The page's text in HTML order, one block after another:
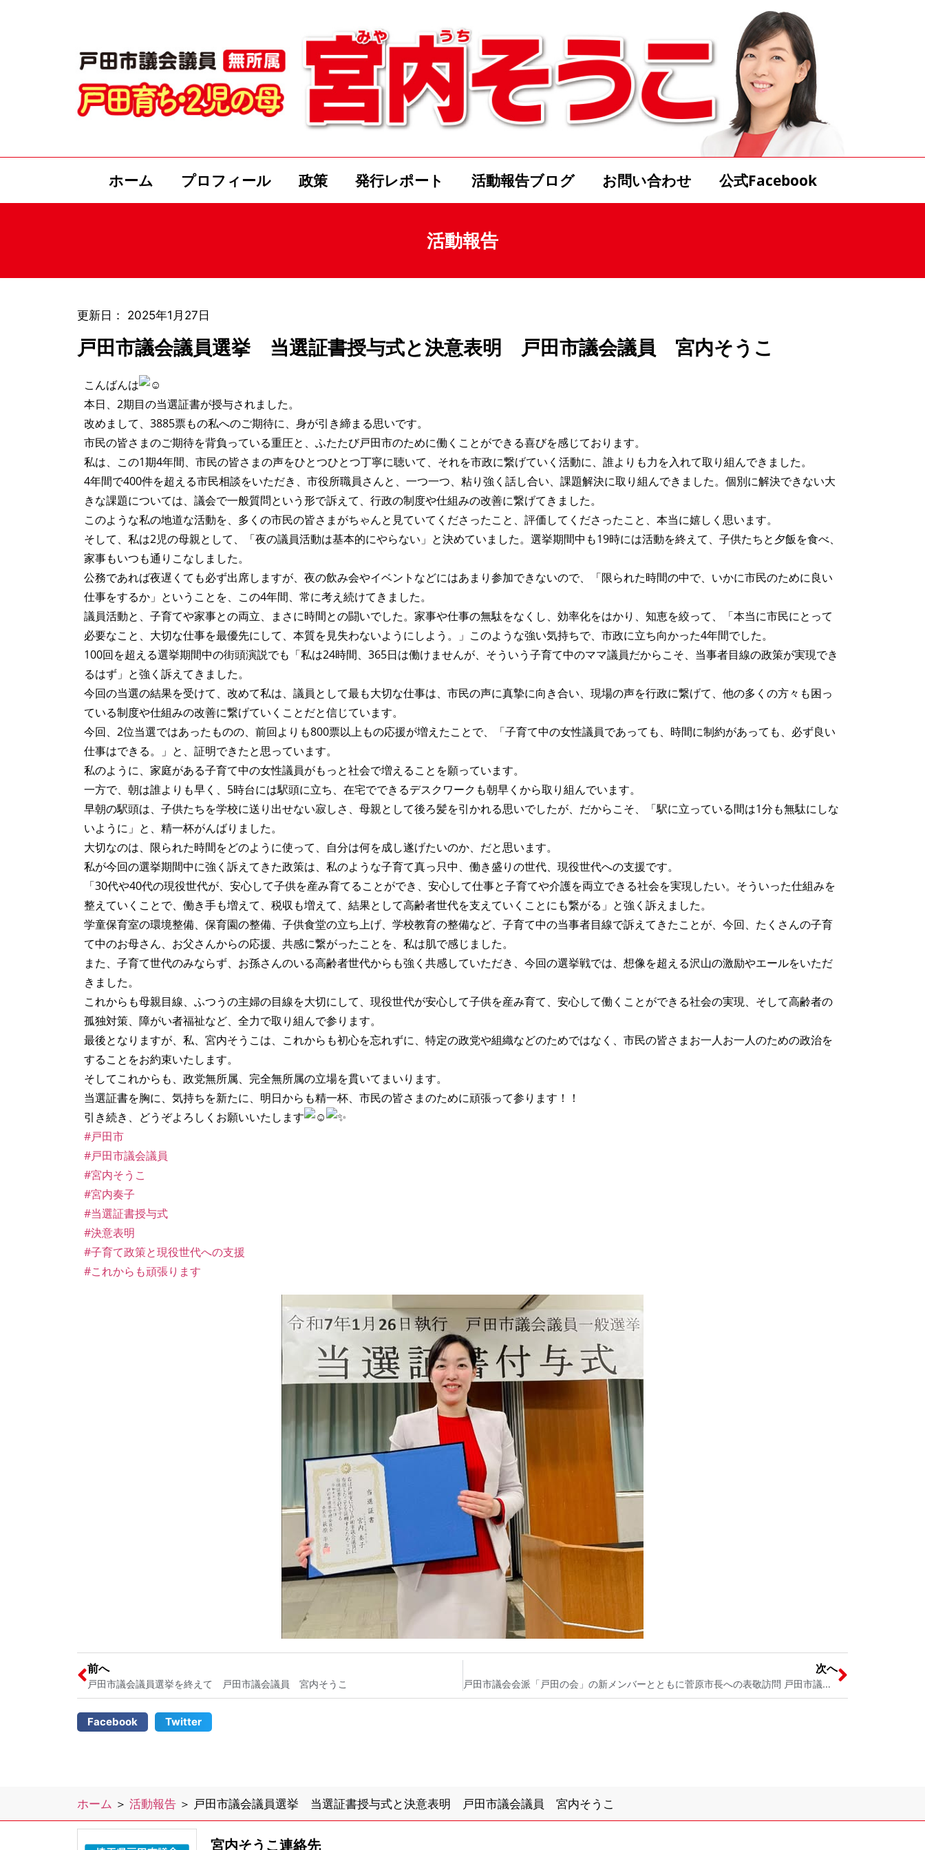
ホーム プロフィール 政策 発行レポート 活動報告ブログ お問い合わせ 公式Facebook
活動報告
更新日： 2025年1月27日
戸田市議会議員選挙 当選証書授与式と決意表明 戸田市議会議員 宮内そうこ
こんばんは
本日、2期目の当選証書が授与されました。
改めまして、3885票もの私へのご期待に、身が引き締まる思いです。
市民の皆さまのご期待を背負っている重圧と、ふたたび戸田市のために働くことができる喜びを感じております。
私は、この1期4年間、市民の皆さまの声をひとつひとつ丁寧に聴いて、それを市政に繋げていく活動に、誰よりも力を入れて取り組んできました。
4年間で400件を超える市民相談をいただき、市役所職員さんと、一つ一つ、粘り強く話し合い、課題解決に取り組んできました。個別に解決できない大
きな課題については、議会で一般質問という形で訴えて、行政の制度や仕組みの改善に繋げてきました。
このような私の地道な活動を、多くの市民の皆さまがちゃんと見ていてくださったこと、評価してくださったこと、本当に嬉しく思います。
そして、私は2児の母親として、「夜の議員活動は基本的にやらない」と決めていました。選挙期間中も19時には活動を終えて、子供たちと夕飯を食べ、
家事もいつも通りこなしました。
公務であれば夜遅くても必ず出席しますが、夜の飲み会やイベントなどにはあまり参加できないので、「限られた時間の中で、いかに市民のために良い
仕事をするか」ということを、この4年間、常に考え続けてきました。
議員活動と、子育てや家事との両立、まさに時間との闘いでした。家事や仕事の無駄をなくし、効率化をはかり、知恵を絞って、「本当に市民にとって
必要なこと、大切な仕事を最優先にして、本質を見失わないようにしよう。」このような強い気持ちで、市政に立ち向かった4年間でした。
100回を超える選挙期間中の街頭演説でも「私は24時間、365日は働けませんが、そういう子育て中のママ議員だからこそ、当事者目線の政策が実現でき
るはず」と強く訴えてきました。
今回の当選の結果を受けて、改めて私は、議員として最も大切な仕事は、市民の声に真摯に向き合い、現場の声を行政に繋げて、他の多くの方々も困っ
ている制度や仕組みの改善に繋げていくことだと信じています。
今回、2位当選ではあったものの、前回よりも800票以上もの応援が増えたことで、「子育て中の女性議員であっても、時間に制約があっても、必ず良い
仕事はできる。」と、証明できたと思っています。
私のように、家庭がある子育て中の女性議員がもっと社会で増えることを願っています。
一方で、朝は誰よりも早く、5時台には駅頭に立ち、在宅でできるデスクワークも朝早くから取り組んでいます。
早朝の駅頭は、子供たちを学校に送り出せない寂しさ、母親として後ろ髪を引かれる思いでしたが、だからこそ、「駅に立っている間は1分も無駄にしな
いように」と、精一杯がんばりました。
大切なのは、限られた時間をどのように使って、自分は何を成し遂げたいのか、だと思います。
私が今回の選挙期間中に強く訴えてきた政策は、私のような子育て真っ只中、働き盛りの世代、現役世代への支援です。
「30代や40代の現役世代が、安心して子供を産み育てることができ、安心して仕事と子育てや介護を両立できる社会を実現したい。そういった仕組みを
整えていくことで、働き手も増えて、税収も増えて、結果として高齢者世代を支えていくことにも繋がる」と強く訴えました。
学童保育室の環境整備、保育園の整備、子供食堂の立ち上げ、学校教育の整備など、子育て中の当事者目線で訴えてきたことが、今回、たくさんの子育
て中のお母さん、お父さんからの応援、共感に繋がったことを、私は肌で感じました。
また、子育て世代のみならず、お孫さんのいる高齢者世代からも強く共感していただき、今回の選挙戦では、想像を超える沢山の激励やエールをいただ
きました。
これからも母親目線、ふつうの主婦の目線を大切にして、現役世代が安心して子供を産み育て、安心して働くことができる社会の実現、そして高齢者の
孤独対策、障がい者福祉など、全力で取り組んで参ります。
最後となりますが、私、宮内そうこは、これからも初心を忘れずに、特定の政党や組織などのためではなく、市民の皆さまお一人お一人のための政治を
することをお約束いたします。
そしてこれからも、政党無所属、完全無所属の立場を貫いてまいります。
当選証書を胸に、気持ちを新たに、明日からも精一杯、市民の皆さまのために頑張って参ります！！
引き続き、どうぞよろしくお願いいたします
#戸田市
#戸田市議会議員
#宮内そうこ
#宮内奏子
#当選証書授与式
#決意表明
#子育て政策と現役世代への支援
#これからも頑張ります
前へ
戸田市議会議員選挙を終えて 戸田市議会議員 宮内そうこ
次へ
戸田市議会会派「戸田の会」の新メンバーとともに菅原市長への表敬訪問 戸田市議会議員 宮内そうこ
Facebook Twitter
ホーム ＞ 活動報告 ＞ 戸田市議会議員選挙 当選証書授与式と決意表明 戸田市議会議員 宮内そうこ
宮内そうこ連絡先